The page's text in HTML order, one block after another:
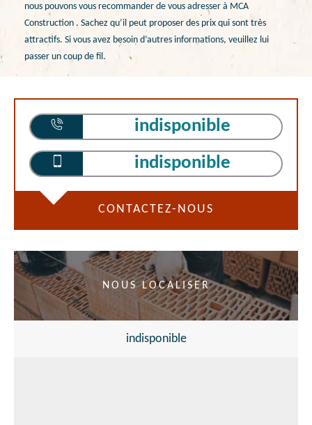
nous pouvons vous recommander de vous adresser à MCA
Construction . Sachez qu’il peut proposer des prix qui sont très
attractifs. Si vous avez besoin d’autres informations, veuillez lui
passer un coup de fil.
indisponible
indisponible
CONTACTEZ-NOUS
NOUS LOCALISER
indisponible